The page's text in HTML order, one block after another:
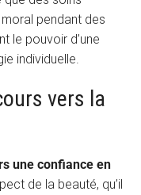
pendant des
le pouvoir d’une
individuelle.
vers la
une confiance en
de la beauté, qu’il